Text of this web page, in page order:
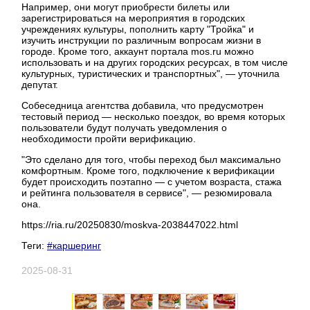
Например, они могут приобрести билеты или
зарегистрироваться на мероприятия в городских
учреждениях культуры, пополнить карту "Тройка" и
изучить инструкции по различным вопросам жизни в
городе. Кроме того, аккаунт портала mos.ru можно
использовать и на других городских ресурсах, в том числе
культурных, туристических и транспортных", — уточнила
депутат.
Собеседница агентства добавила, что предусмотрен
тестовый период — несколько поездок, во время которых
пользователи будут получать уведомления о
необходимости пройти верификацию.
"Это сделано для того, чтобы переход был максимально
комфортным. Кроме того, подключение к верификации
будет происходить поэтапно — с учетом возраста, стажа
и рейтинга пользователя в сервисе", — резюмировала
она.
https://ria.ru/20250830/moskva-2038447022.html
Теги: #каршеринг
2025-08-31